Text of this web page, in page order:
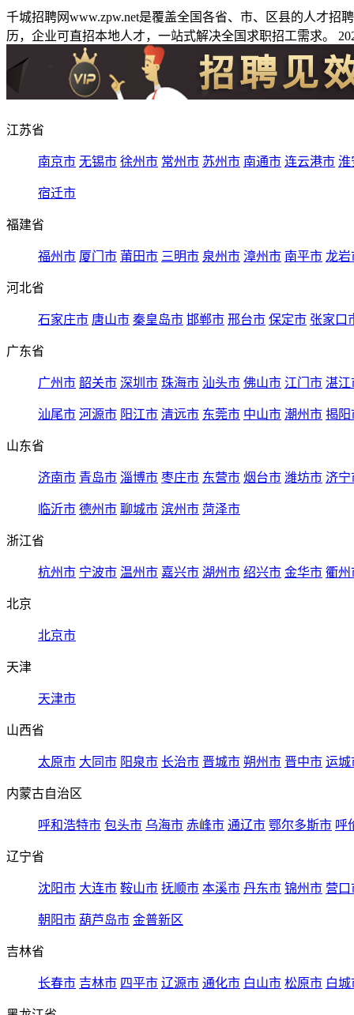
千城招聘网www.zpw.net是覆盖全国各省、市、区县的人才
历，企业可直招本地人才，一站式解决全国求职招工需求。
江苏省
南京市 无锡市 徐州市 常州市 苏州市 南通市 连云港市 淮
宿迁市
福建省
福州市 厦门市 莆田市 三明市 泉州市 漳州市 南平市 龙岩
河北省
石家庄市 唐山市 秦皇岛市 邯郸市 邢台市 保定市 张家口
广东省
广州市 韶关市 深圳市 珠海市 汕头市 佛山市 江门市 湛江
汕尾市 河源市 阳江市 清远市 东莞市 中山市 潮州市 揭阳
山东省
济南市 青岛市 淄博市 枣庄市 东营市 烟台市 潍坊市 济宁
临沂市 德州市 聊城市 滨州市 菏泽市
浙江省
杭州市 宁波市 温州市 嘉兴市 湖州市 绍兴市 金华市 衢州
北京
北京市
天津
天津市
山西省
太原市 大同市 阳泉市 长治市 晋城市 朔州市 晋中市 运城
内蒙古自治区
呼和浩特市 包头市 乌海市 赤峰市 通辽市 鄂尔多斯市 呼
辽宁省
沈阳市 大连市 鞍山市 抚顺市 本溪市 丹东市 锦州市 营口
朝阳市 葫芦岛市 金普新区
吉林省
长春市 吉林市 四平市 辽源市 通化市 白山市 松原市 白城